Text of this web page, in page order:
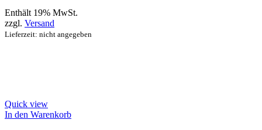
Enthält 19% MwSt.
zzgl. Versand
Lieferzeit: nicht angegeben
Quick view
In den Warenkorb